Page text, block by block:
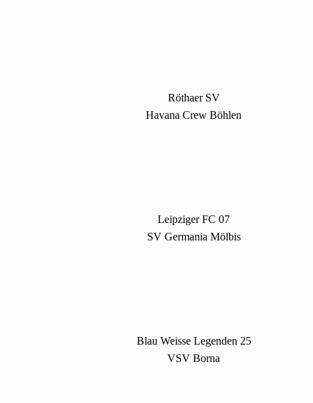
Röthaer SV
Havana Crew Böhlen
Leipziger FC 07
SV Germania Mölbis
Blau Weisse Legenden 25
VSV Borna